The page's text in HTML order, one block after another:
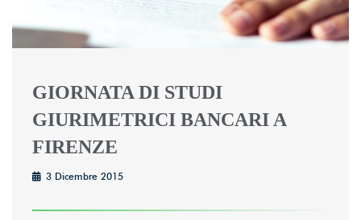
GIORNATA DI STUDI
GIURIMETRICI BANCARI A
FIRENZE
3 Dicembre 2015